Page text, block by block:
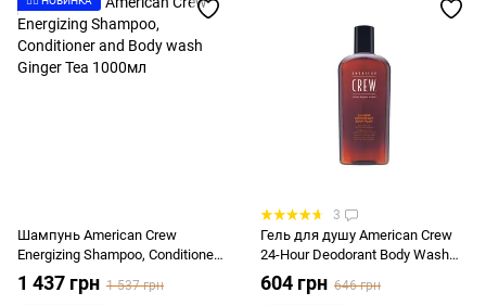
Шампунь American Crew
Energizing Shampoo, Conditioner
and Body wash Ginger Tea
1000мл
1 437 грн 1 537 грн
3
Гель для душу American Crew
24-Hour Deodorant Body Wash
450 мл
604 грн 646 грн